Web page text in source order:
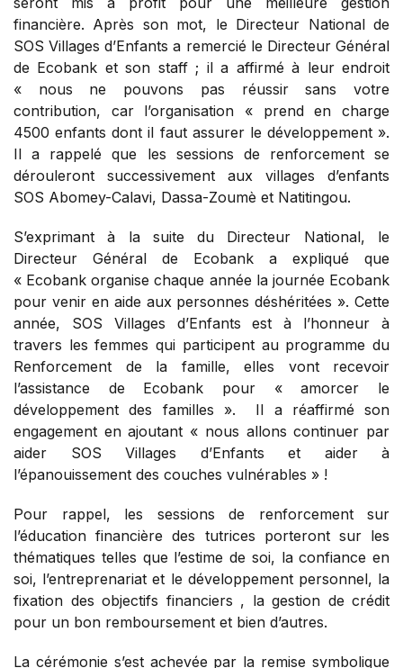
financière. Après son mot, le Directeur National de
SOS Villages d’Enfants a remercié le Directeur Général
de Ecobank et son staff ; il a affirmé à leur endroit
« nous ne pouvons pas réussir sans votre
contribution, car l’organisation « prend en charge
4500 enfants dont il faut assurer le développement ».
Il a rappelé que les sessions de renforcement se
dérouleront successivement aux villages d’enfants
SOS Abomey-Calavi, Dassa-Zoumè et Natitingou.
S’exprimant à la suite du Directeur National, le
Directeur Général de Ecobank a expliqué que
« Ecobank organise chaque année la journée Ecobank
pour venir en aide aux personnes déshéritées ». Cette
année, SOS Villages d’Enfants est à l’honneur à
travers les femmes qui participent au programme du
Renforcement de la famille, elles vont recevoir
l’assistance de Ecobank pour « amorcer le
développement des familles ». Il a réaffirmé son
engagement en ajoutant « nous allons continuer par
aider SOS Villages d’Enfants et aider à
l’épanouissement des couches vulnérables » !
Pour rappel, les sessions de renforcement sur
l’éducation financière des tutrices porteront sur les
thématiques telles que l’estime de soi, la confiance en
soi, l’entreprenariat et le développement personnel, la
fixation des objectifs financiers , la gestion de crédit
pour un bon remboursement et bien d’autres.
La cérémonie s’est achevée par la remise symbolique